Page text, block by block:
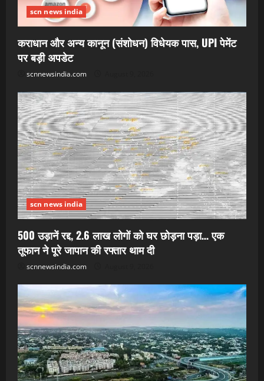
scn news india
कराधान और अन्य कानून (संशोधन) विधेयक पास, UPI पेमेंट
पर बड़ी अपडेट
scnnewsindia.com
scn news india
500 उड़ानें रद्द, 2.6 लाख लोगों को घर छोड़ना पड़ा… एक
तूफान ने पूरे जापान की रफ्तार थाम दी
scnnewsindia.com